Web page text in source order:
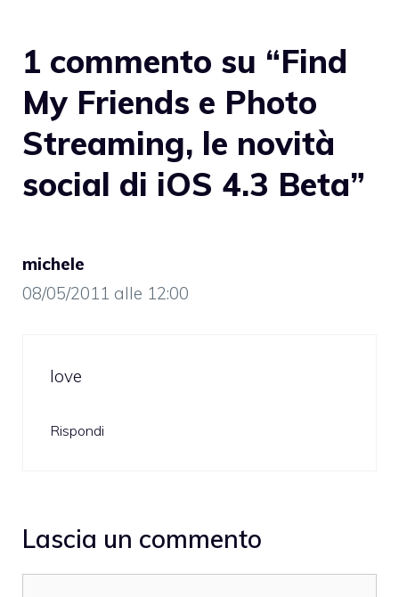
1 commento su “Find
My Friends e Photo
Streaming, le novità
social di iOS 4.3 Beta”
michele
08/05/2011 alle 12:00
love
Rispondi
Lascia un commento